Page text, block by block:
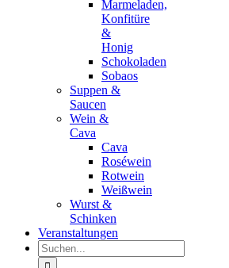
Marmeladen,
Konfitüre
&
Honig
Schokoladen
Sobaos
Suppen &
Saucen
Wein &
Cava
Cava
Roséwein
Rotwein
Weißwein
Wurst &
Schinken
Veranstaltungen
Suche
nach: